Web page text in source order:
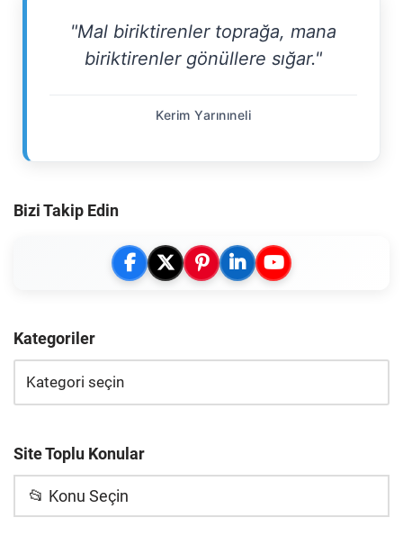
"Mal biriktirenler toprağa, mana
biriktirenler gönüllere sığar."
Kerim Yarınıneli
Bizi Takip Edin
Kategoriler
Site Toplu Konular
📂 Konu Seçin